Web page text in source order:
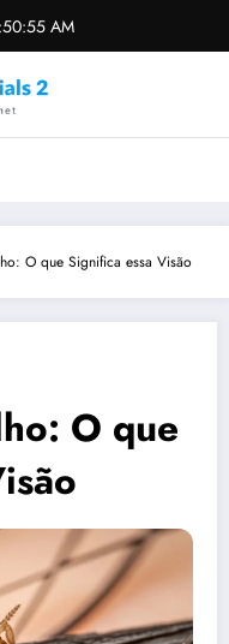
AM
O que Significa essa Visão
O que